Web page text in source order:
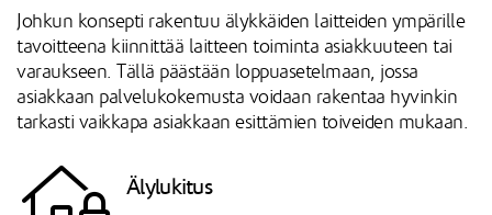
Johkun konsepti rakentuu älykkäiden laitteiden ympärille
tavoitteena kiinnittää laitteen toiminta asiakkuuteen tai
varaukseen. Tällä päästään loppuasetelmaan, jossa
asiakkaan palvelukokemusta voidaan rakentaa hyvinkin
tarkasti vaikkapa asiakkaan esittämien toiveiden mukaan.
Älylukitus